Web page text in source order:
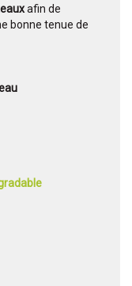
afin de
bonne tenue de